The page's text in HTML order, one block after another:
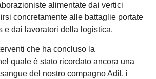
alimentate dai vertici
concretamente alle battaglie portate
e dai lavoratori della logistica.
che ha concluso la
quale è stato ricordato ancora una
del nostro compagno Adil, i